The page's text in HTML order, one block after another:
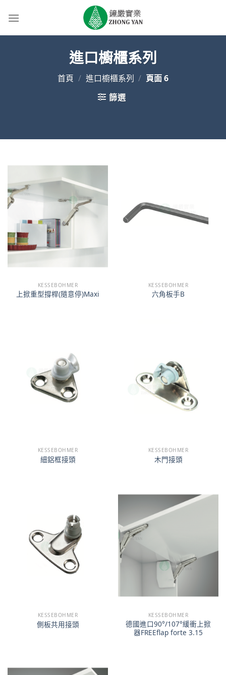
進口櫥櫃系列
首頁 / 進口櫥櫃系列 / 頁面 6
篩選
KESSEBOHMER
上掀重型撐桿(隨意停)Maxi
KESSEBOHMER
六角板手B
KESSEBOHMER
細鋁框接頭
KESSEBOHMER
木門接頭
KESSEBOHMER
側板共用接頭
KESSEBOHMER
德國進口90°/107°緩衝上掀
器FREEflap forte 3.15